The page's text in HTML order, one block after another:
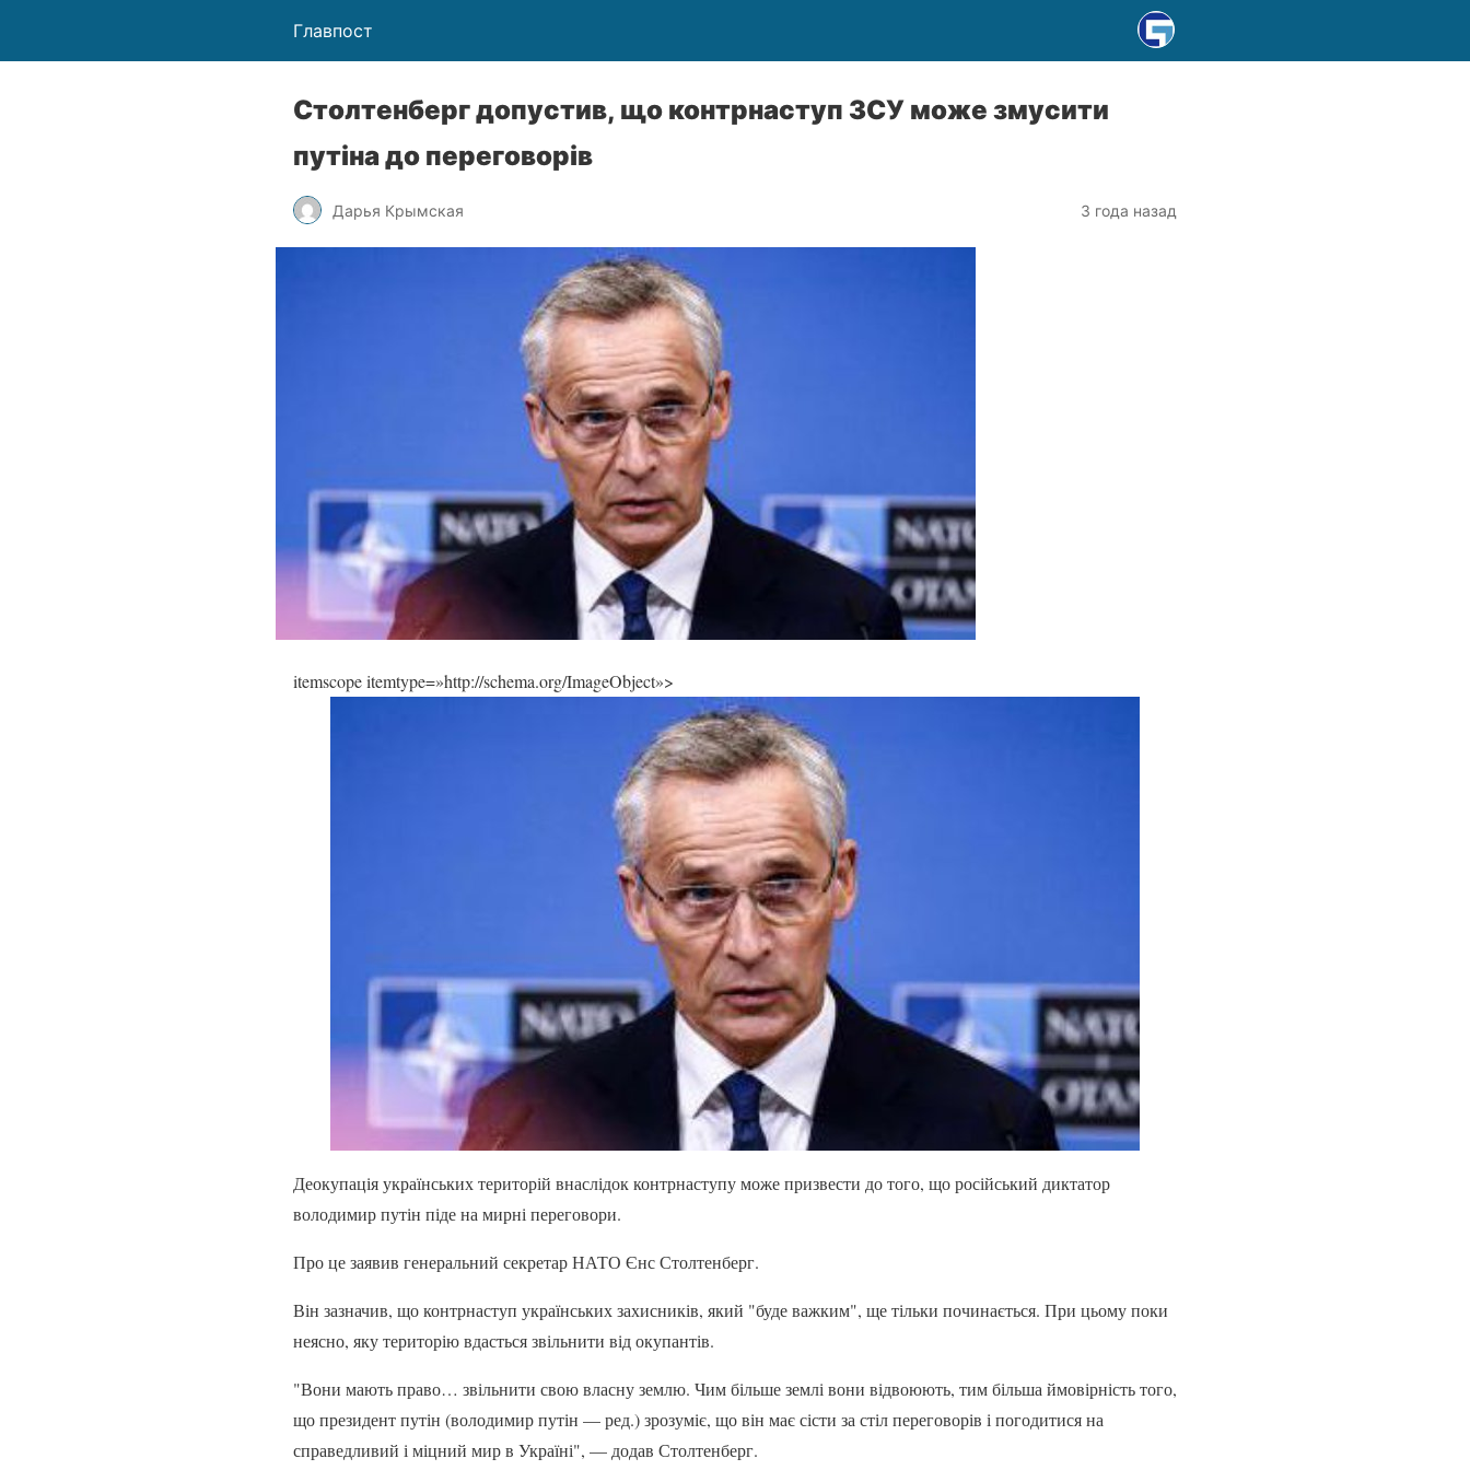
Главпост
Столтенберг допустив, що контрнаступ ЗСУ може змусити
путіна до переговорів
Дарья Крымская 3 года назад
itemscope itemtype=»http://schema.org/ImageObject»>
Деокупація українських територій внаслідок контрнаступу може призвести до того, що російський диктатор
володимир путін піде на мирні переговори.
Про це заявив генеральний секретар НАТО Єнс Столтенберг.
Він зазначив, що контрнаступ українських захисників, який "буде важким", ще тільки починається. При цьому поки
неясно, яку територію вдасться звільнити від окупантів.
"Вони мають право… звільнити свою власну землю. Чим більше землі вони відвоюють, тим більша ймовірність того,
що президент путін (володимир путін — ред.) зрозуміє, що він має сісти за стіл переговорів і погодитися на
справедливий і міцний мир в Україні", — додав Столтенберг.